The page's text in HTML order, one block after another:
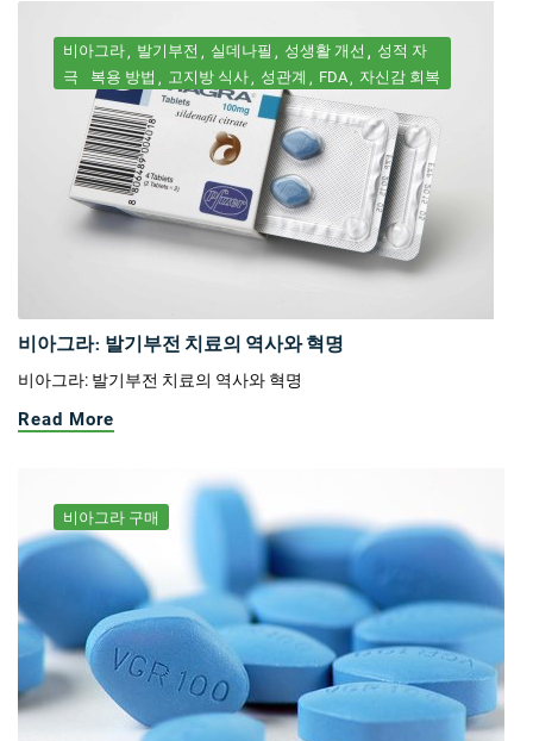
비아그라 발기부전 실데나필 성생활 개선
성적 자
극
복용 방법 고지방 식사 성관계 FDA 자신감 회복
비아그라: 발기부전 치료의 역사와 혁명
비아그라: 발기부전 치료의 역사와 혁명
Read More
비아그라 구매